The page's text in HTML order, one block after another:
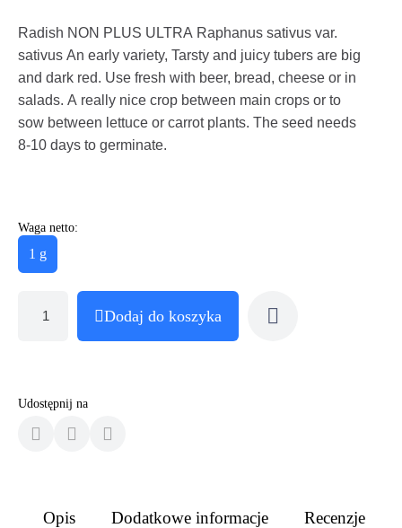
Radish NON PLUS ULTRA Raphanus sativus var.
sativus An early variety, Tarsty and juicy tubers are big
and dark red. Use fresh with beer, bread, cheese or in
salads. A really nice crop between main crops or to
sow between lettuce or carrot plants. The seed needs
8-10 days to germinate.
Waga netto:
1 g
Dodaj do koszyka
Udostępnij na
Opis Dodatkowe informacje Recenzje